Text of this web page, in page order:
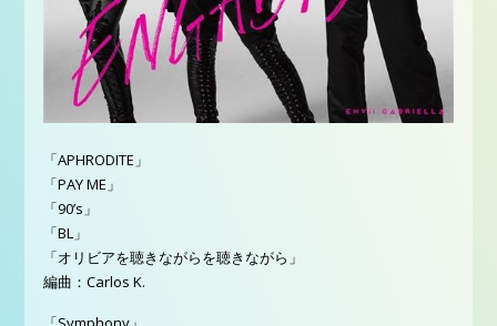
「APHRODITE」
「PAY ME」
「90’s」
「BL」
「オリビアを聴きながらを聴きながら」
編曲：Carlos K.